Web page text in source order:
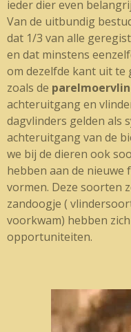
ieder dier even
Van de uitbundig
dat 1/3 van alle
en dat minstens
om dezelfde kant uit te
zoals de
achteruitgang en
dagvlinders gelden als
achteruitgang van de
we bij de dieren ook
hebben aan de nieuwe
vormen. Deze soorten
zandoogje (
voorkwam) hebben
opportuniteiten.